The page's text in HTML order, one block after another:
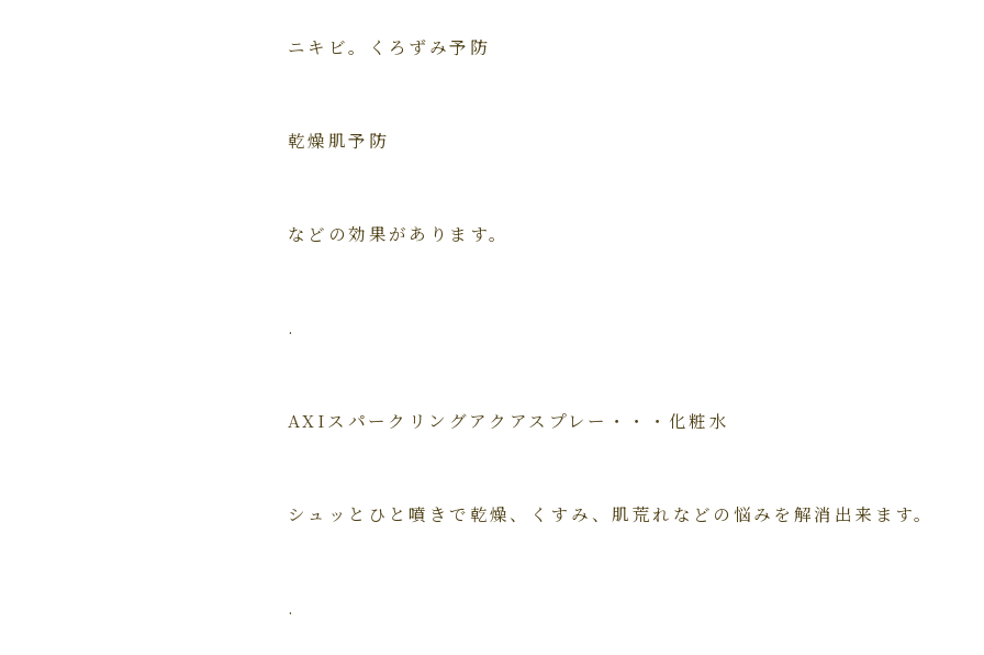
ニキビ。くろずみ予防
乾燥肌予防
などの効果があります。
.
AXIスパークリングアクアスプレー・・・化粧水
シュッとひと噴きで乾燥、くすみ、肌荒れなどの悩みを解消出来ます。
.